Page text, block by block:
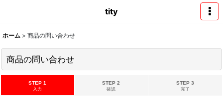
tity
ホーム > 商品の問い合わせ
商品の問い合わせ
STEP 1
入力
STEP 2
確認
STEP 3
完了